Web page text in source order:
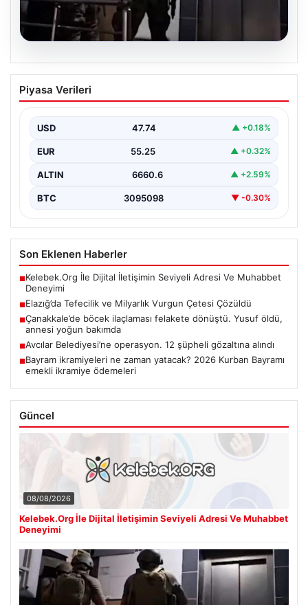
Elazığ’da Tefecilik ve Milyarlık Vurgun
Çetesi Çözüldü
intihar mektubunda yer alan isimlerin ardından, geniş…
Piyasa Verileri
USD 47.74 ▲ +0.18%
EUR 55.25 ▲ +0.32%
ALTIN 6660.6 ▲ +2.59%
BTC 3095098 ▼ -0.30%
Son Eklenen Haberler
■Kelebek.Org İle Dijital İletişimin Seviyeli Adresi Ve Muhabbet
Deneyimi
■Elazığ’da Tefecilik ve Milyarlık Vurgun Çetesi Çözüldü
■Çanakkale’de böcek ilaçlaması felakete dönüştü. Yusuf öldü,
annesi yoğun bakımda
■Avcılar Belediyesi’ne operasyon. 12 şüpheli gözaltına alındı
■Bayram ikramiyeleri ne zaman yatacak? 2026 Kurban Bayramı
emekli ikramiye ödemeleri
Güncel
08/08/2026
Kelebek.Org İle Dijital İletişimin Seviyeli Adresi Ve Muhabbet
Deneyimi